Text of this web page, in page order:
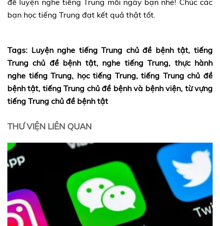
bạn học tiếng Trung đạt kết quả thật tốt.
Tags: Luyện nghe tiếng Trung chủ đề bệnh tật, tiếng
Trung chủ đề bệnh tật, nghe tiếng Trung, thực hành
nghe tiếng Trung, học tiếng Trung, tiếng Trung chủ đề
bệnh tật, tiếng Trung chủ đề bệnh và bệnh viện, từ vựng
tiếng Trung chủ đề bệnh tật
THƯ VIỆN LIÊN QUAN